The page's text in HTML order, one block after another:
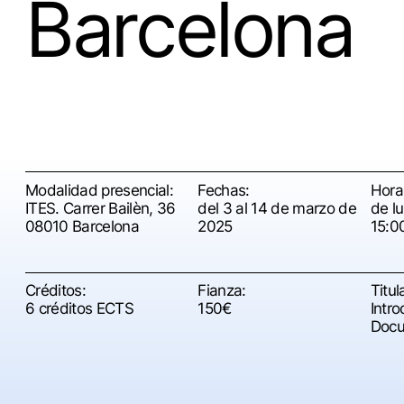
Barcelona
Modalidad presencial:
ITES. Carrer Bailèn, 36
08010 Barcelona
Fechas:
del 3 al 14 de marzo de
2025
de
Créditos:
6 créditos ECTS
Fianza:
150€